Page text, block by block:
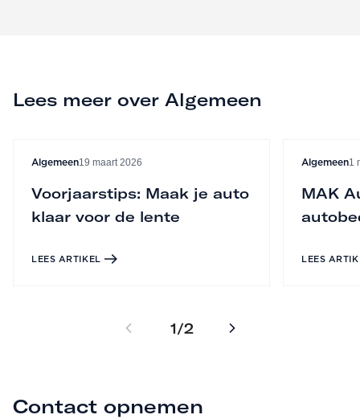
Lees meer over Algemeen
Algemeen19 maart 2026
Voorjaarstips: Maak je auto
klaar voor de lente
LEES ARTIKEL
Algemeen1
MAK
LEES
1/2
Contact opnemen